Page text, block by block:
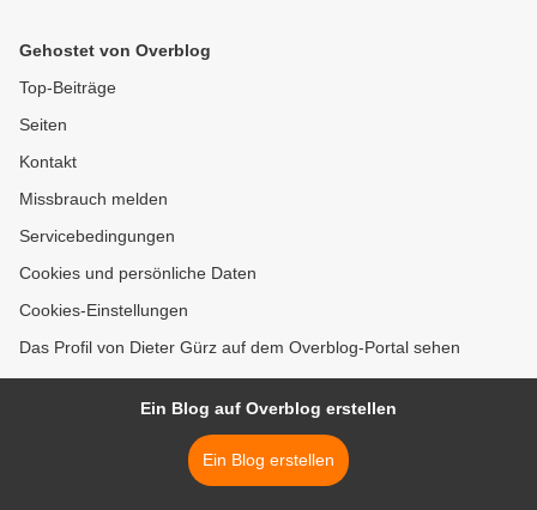
Gehostet von Overblog
Top-Beiträge
Seiten
Kontakt
Missbrauch melden
Servicebedingungen
Cookies und persönliche Daten
Cookies-Einstellungen
Das Profil von Dieter Gürz auf dem Overblog-Portal sehen
Ein Blog auf Overblog erstellen
Ein Blog erstellen